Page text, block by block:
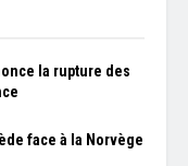
la rupture des
face à la Norvège